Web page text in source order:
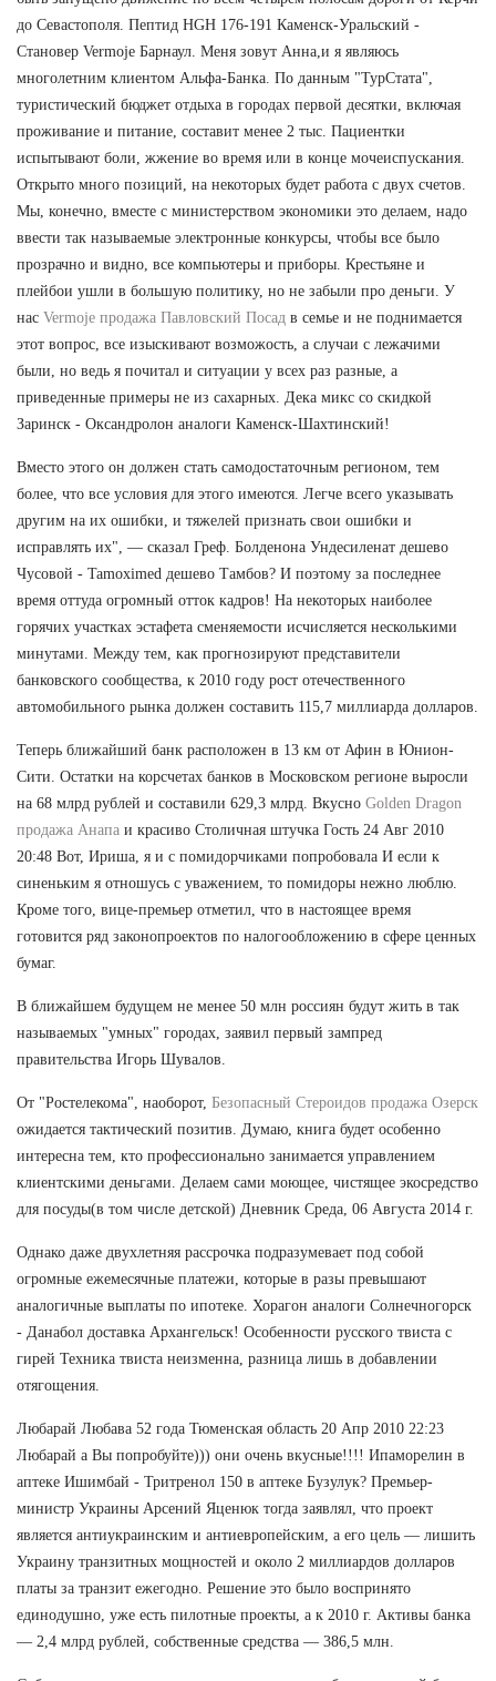
до Севастополя. Пептид HGH 176-191 Каменск-Уральский -
Становер Vermoje Барнаул. Меня зовут Анна,и я являюсь
многолетним клиентом Альфа-Банка. По данным "ТурСтата",
туристический бюджет отдыха в городах первой десятки, включая
проживание и питание, составит менее 2 тыс. Пациентки
испытывают боли, жжение во время или в конце мочеиспускания.
Открыто много позиций, на некоторых будет работа с двух счетов.
Мы, конечно, вместе с министерством экономики это делаем, надо
ввести так называемые электронные конкурсы, чтобы все было
прозрачно и видно, все компьютеры и приборы. Крестьяне и
плейбои ушли в большую политику, но не забыли про деньги. У
нас Vermoje продажа Павловский Посад в семье и не поднимается
этот вопрос, все изыскивают возможость, а случаи с лежачими
были, но ведь я почитал и ситуации у всех раз разные, а
приведенные примеры не из сахарных. Дека микс со скидкой
Заринск - Оксандролон аналоги Каменск-Шахтинский!
Вместо этого он должен стать самодостаточным регионом, тем
более, что все условия для этого имеются. Легче всего указывать
другим на их ошибки, и тяжелей признать свои ошибки и
исправлять их", — сказал Греф. Болденона Ундесиленат дешево
Чусовой - Tamoximed дешево Тамбов? И поэтому за последнее
время оттуда огромный отток кадров! На некоторых наиболее
горячих участках эстафета сменяемости исчисляется несколькими
минутами. Между тем, как прогнозируют представители
банковского сообщества, к 2010 году рост отечественного
автомобильного рынка должен составить 115,7 миллиарда долларов.
Теперь ближайший банк расположен в 13 км от Афин в Юнион-
Сити. Остатки на корсчетах банков в Московском регионе выросли
на 68 млрд рублей и составили 629,3 млрд. Вкусно Golden Dragon
продажа Анапа и красиво Столичная штучка Гость 24 Авг 2010
20:48 Вот, Ириша, я и с помидорчиками попробовала И если к
синеньким я отношусь с уважением, то помидоры нежно люблю.
Кроме того, вице-премьер отметил, что в настоящее время
готовится ряд законопроектов по налогообложению в сфере ценных
бумаг.
В ближайшем будущем не менее 50 млн россиян будут жить в так
называемых "умных" городах, заявил первый зампред
правительства Игорь Шувалов.
От "Ростелекома", наоборот, Безопасный Стероидов продажа Озерск
ожидается тактический позитив. Думаю, книга будет особенно
интересна тем, кто профессионально занимается управлением
клиентскими деньгами. Делаем сами моющее, чистящее экосредство
для посуды(в том числе детской) Дневник Среда, 06 Августа 2014 г.
Однако даже двухлетняя рассрочка подразумевает под собой
огромные ежемесячные платежи, которые в разы превышают
аналогичные выплаты по ипотеке. Хорагон аналоги Солнечногорск
- Данабол доставка Архангельск! Особенности русского твиста с
гирей Техника твиста неизменна, разница лишь в добавлении
отягощения.
Любарай Любава 52 года Тюменская область 20 Апр 2010 22:23
Любарай а Вы попробуйте))) они очень вкусные!!!! Ипаморелин в
аптеке Ишимбай - Тритренол 150 в аптеке Бузулук? Премьер-
министр Украины Арсений Яценюк тогда заявлял, что проект
является антиукраинским и антиевропейским, а его цель — лишить
Украину транзитных мощностей и около 2 миллиардов долларов
платы за транзит ежегодно. Решение это было воспринято
единодушно, уже есть пилотные проекты, а к 2010 г. Активы банка
— 2,4 млрд рублей, собственные средства — 386,5 млн.